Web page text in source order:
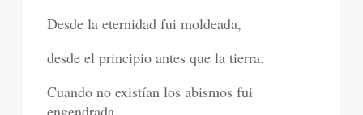
Desde la eternidad fui moldeada,
desde el principio antes que la tierra.
Cuando no existían los abismos fui
engendrada,